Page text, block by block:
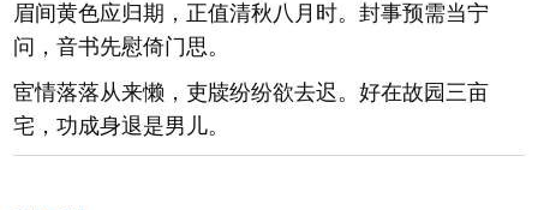
眉间黄色应归期，正值清秋八月时。封事预需当宁
问，音书先慰倚门思。
宦情落落从来懒，吏牍纷纷欲去迟。好在故园三亩
宅，功成身退是男儿。